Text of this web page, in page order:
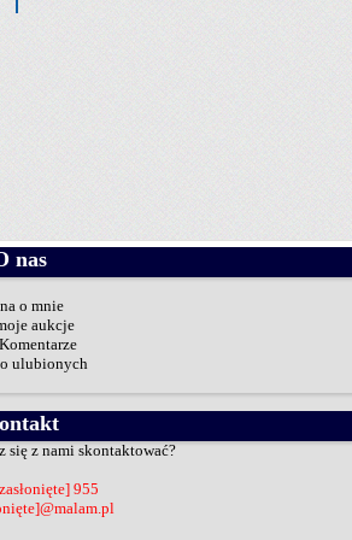
nas
o mnie
aukcje
ulubionych
się z nami skontaktować?
955
@malam.pl